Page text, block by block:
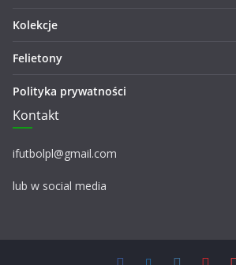
Kolekcje
Felietony
Polityka prywatności
Kontakt
ifutbolpl@gmail.com
lub w social media